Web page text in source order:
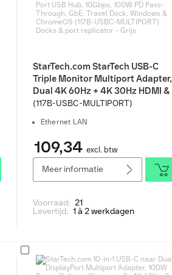
StarTech.com StarTech USB-C
Triple Monitor Multiport Adapter,
Dual 4K 60Hz + 4K 30Hz HDMI &
DisplayPort, 3-Port USB Hub,
GbE, Travel Dock, Windows &
ChromeOS (117B-USBC-
MULTIPORT) Docks & port
replicator - Grijs
(117B-USBC-MULTIPORT)
Ethernet LAN
109,34 excl. btw
Meer informatie
Voorraad: 21
Levertijd: 1 à 2 werkdagen